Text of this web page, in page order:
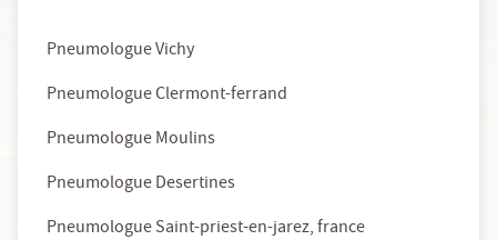
Pneumologue Vichy
Pneumologue Clermont-ferrand
Pneumologue Moulins
Pneumologue Desertines
Pneumologue Saint-priest-en-jarez, france